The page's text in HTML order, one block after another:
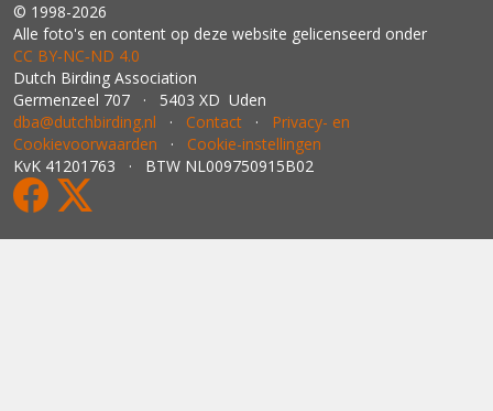
© 1998-2026
Alle foto's en content op deze website gelicenseerd onder
CC BY‑NC‑ND 4.0
Dutch Birding Association
Germenzeel 707 · 5403 XD Uden
dba@dutchbirding.nl · Contact · Privacy- en
Cookievoorwaarden · Cookie-instellingen
KvK 41201763 · BTW NL009750915B02